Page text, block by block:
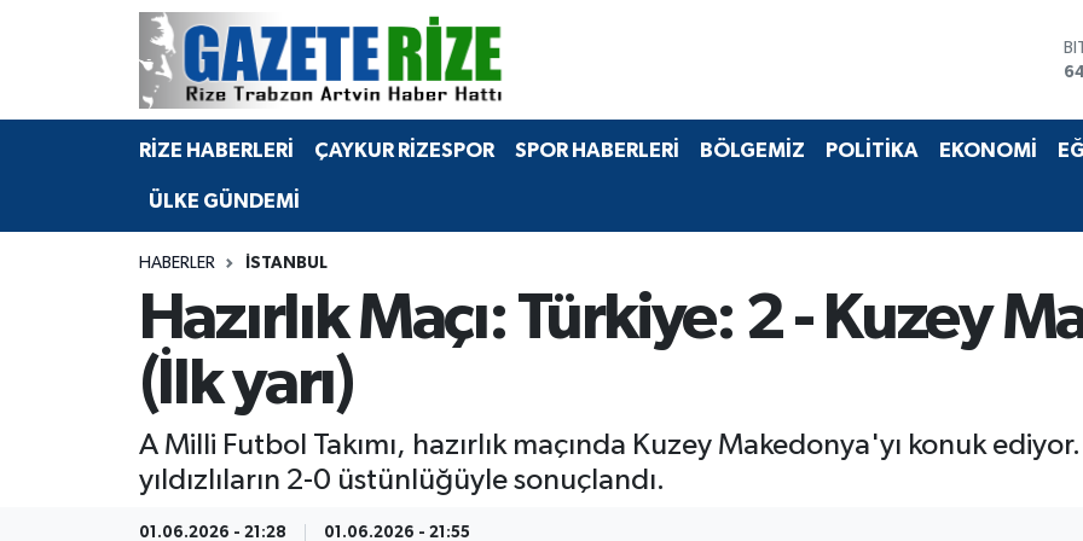
RİZE HABERLERİ ÇAYKUR RİZESPOR SPOR HABERLERİ BÖLGEMİZ POLİTİKA EKONOMİ
ÜLKE GÜNDEMİ
HABERLER İSTANBUL
Hazırlık Maçı: Türkiye: 2 - Kuzey
(İlk yarı)
A Milli Futbol Takımı, hazırlık maçında Kuzey Makedonya'yı konuk
yıldızlıların 2-0 üstünlüğüyle sonuçlandı.
01.06.2026 - 21:28 01.06.2026 - 21:55
BÖLGEMİZ
Bilim Teknoloji
Advertising news
Canlı Maç
Merkez Nöbetçi Eczaneler
Merkez Hava Durumu
Merkez Trafik Yoğunluk Haritası
Tüm Manşetler
Son Dakika Haberleri
Haber Arşivi